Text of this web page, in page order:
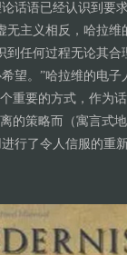
话语已经认识到要
无主义相反，哈拉
任何过程无论其合
望。”哈拉维的电
重要的方式，作为
的策略而（寓言式
行了令人信服的重